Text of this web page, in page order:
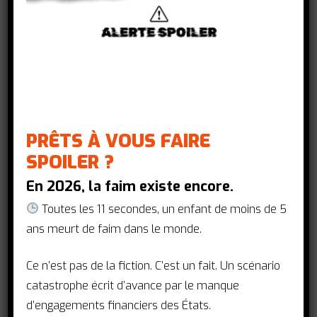
des 2 ans de la pandémie, nos
associations font le diagnostic de sa
politique en matière de santé mondiale
et de lutte contre les inégalités en
santé.
Dès son arrivée à la présidence de la
République, Emmanuel Macron a fait de
PRÊTS À VOUS FAIRE
SPOILER ?
En 2026, la faim existe encore.
Toutes les 11 secondes, un enfant de moins de 5
ans meurt de faim dans le monde.
Ce n’est pas de la fiction. C’est un fait. Un scénario
catastrophe écrit d’avance par le manque
d’engagements financiers des États.